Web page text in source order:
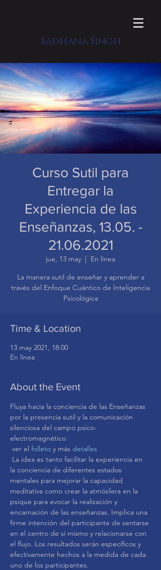
Sadhana Singh
Curso Sutil para
Entregar la
Experiencia de las
Enseñanzas, 13.05. -
21.06.2021
jue, 13 may
  |
En línea
La manera sutil de enseñar y aprender a
través del Enfoque Cuántico de Inteligencia
Psicológica
Time & Location
13 may 2021, 18:00
En línea
About the Event
Fluya hacia la conciencia de las Enseñanzas
por la presencia sutil y la comunicación
silenciosa del campo psico-
electromagnético.
ver el folleto y más detalles
la conciencia de diferentes estados
mentales para mejorar la capacidad
meditativa como crear la atmósfera en la
psique para evocar la realización y
encarnación de las enseñanzas. Implica una
firme intención del participante de sentarse
en el centro de sí mismo y relacionarse con
el flujo. Los resultados serán específicos y
efectivamente hechos a la medida de cada
uno de los participantes.